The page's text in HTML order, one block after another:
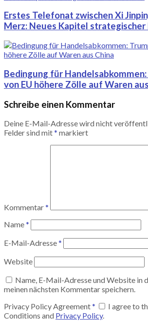
Erstes Telefonat zwischen Xi
Merz: Neues Kapitel
Bedingung für
von EU höhere Zölle auf Waren
Schreibe einen Kommentar
Deine E-Mail-Adresse wird nicht
Felder sind mit* markiert
Kommentar*
Name*
E-Mail-Adresse*
Website
Name, E-Mail-Adresse und Website in
meinen nächsten Kommentar speichern.
Privacy Policy Agreement*
I agree to
Conditions and Privacy Policy.